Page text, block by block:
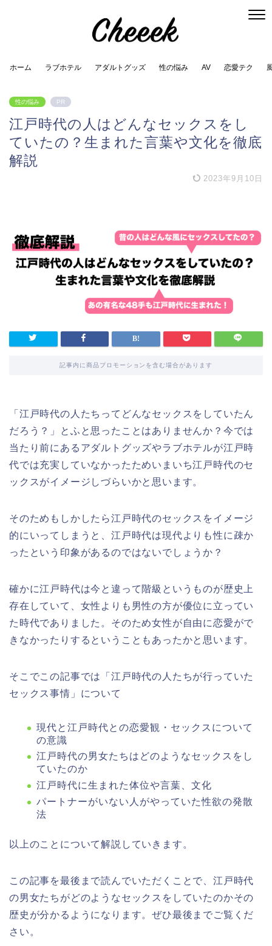
ホーム ラブホテル アダルトグッズ 性の悩み AV 恋愛テク
性の悩み PR
江戸時代の人はどんなセックスをし
ていたの？生まれた言葉や文化を徹底
解説
2023年9月10日
記事内に商品プロモーションを含む場合があります
「江戸時代の人たちってどんなセックスをしていたん
だろう？」とふと思ったことはありませんか？今では
当たり前にあるアダルトグッズやラブホテルが江戸時
代では充実していなかったためいまいち江戸時代のセ
ックスがイメージしづらいかと思います。
そのためもしかしたら江戸時代のセックスをイメージ
的にいってしまうと、江戸時代は現代よりも性に疎か
ったという印象があるのではないでしょうか？
確かに江戸時代は今と違って階級というものが歴史上
存在していて、女性よりも男性の方が優位に立ってい
た時代でありました。そのため女性が自由に恋愛がで
きなかったりするということもあったかと思います。
そこでこの記事では「江戸時代の人たちが行っていた
セックス事情」について
現代と江戸時代との恋愛観・セックスについて
の意識
江戸時代の男女たちはどのようなセックスをし
ていたのか
江戸時代に生まれた体位や言葉、文化
パートナーがいない人がやっていた性欲の発散
法
以上のことについて解説していきます。
この記事を最後まで読んでいただくことで、江戸時代
の男女たちがどのようなセックスをしていたのかその
歴史が分かるようになります。ぜひ最後までご覧くだ
さい。